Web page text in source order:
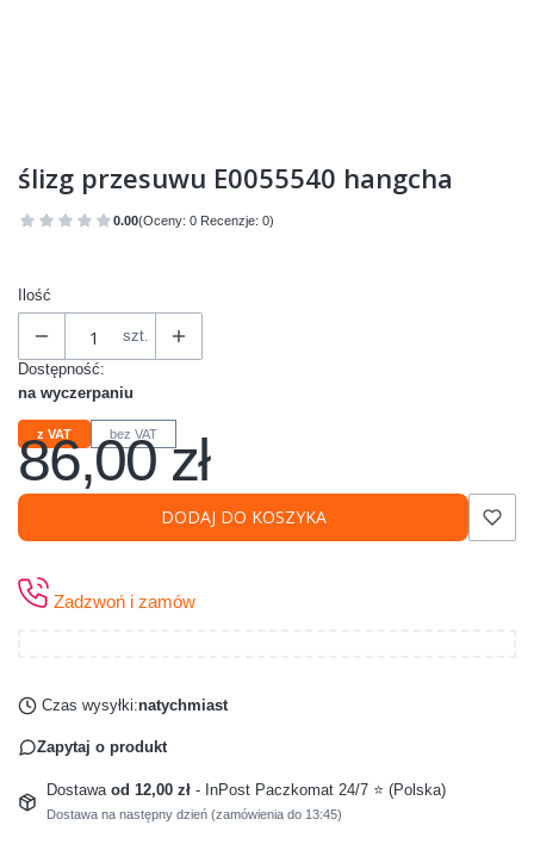
ślizg przesuwu E0055540 hangcha
0.00(Oceny: 0 Recenzje: 0)
Przejdź do sekcji Opinie
Ilość
szt.
Dostępność:
na wyczerpaniu
z VAT bez VAT
Cena
86,00 zł
DODAJ DO KOSZYKA
Zadzwoń i zamów
Czas wysyłki:natychmiast
Zapytaj o produkt
Dostawa od 12,00 zł - InPost Paczkomat 24/7 ⭐ (Polska)
Dostawa na następny dzień (zamówienia do 13:45)